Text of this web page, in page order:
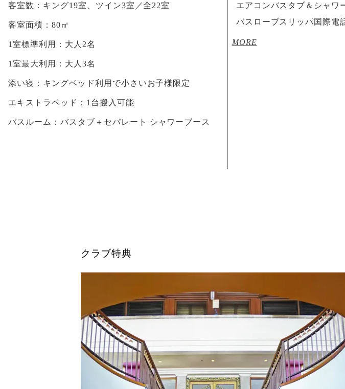
客室数： キング19室、ツイン3室／全22室
客室面積： 80㎡
1室標準利用： 大人2名
1室最大利用： 大人3名
添い寝： キングベッド利用で小さいお子様限定
エキストラベッド： 1台搬入可能
バスルーム： バスタブ＋セパレート シャワーブース
エアコンバスタブ＆シャワ
バスローブスリッパ国際電
MORE
クラブ特典